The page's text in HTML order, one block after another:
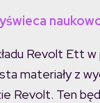
Revolt Ett
materiały z
Revolt. Ten